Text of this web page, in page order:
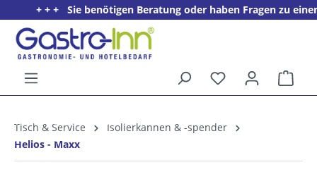
springen
+ + + Sie benötigen Beratung oder haben Fragen zu
Willkommens­rabatt**
für neue Kunden
Tisch & Service
Isolierkannen & -spender
Helios - Maxx